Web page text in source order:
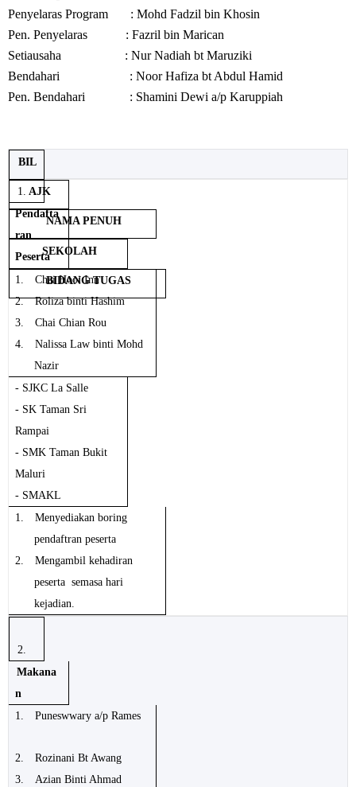
Penyelaras Program : Mohd Fadzil bin Khosin
Pen. Penyelaras : Fazril bin Marican
Setiausaha : Nur Nadiah bt Maruziki
Bendahari : Noor Hafiza bt Abdul Hamid
Pen. Bendahari : Shamini Dewi a/p Karuppiah
BIL
AJK
NAMA PENUH
SEKOLAH
BIDANG TUGAS
1.
Pendafta
ran
Peserta
1.
Chai Hooi Inn
2.
Roliza binti Hashim
3.
Chai Chian Rou
4.
Nalissa Law binti Mohd
Nazir
- SJKC La Salle
- SK Taman Sri
Rampai
- SMK Taman Bukit
Maluri
- SMAKL
1.
Menyediakan boring
pendaftran peserta
2.
Mengambil kehadiran
peserta semasa hari
kejadian.
2.
Makana
n
1.
Puneswwary a/p Rames
2.
Rozinani Bt Awang
3.
Azian Binti Ahmad